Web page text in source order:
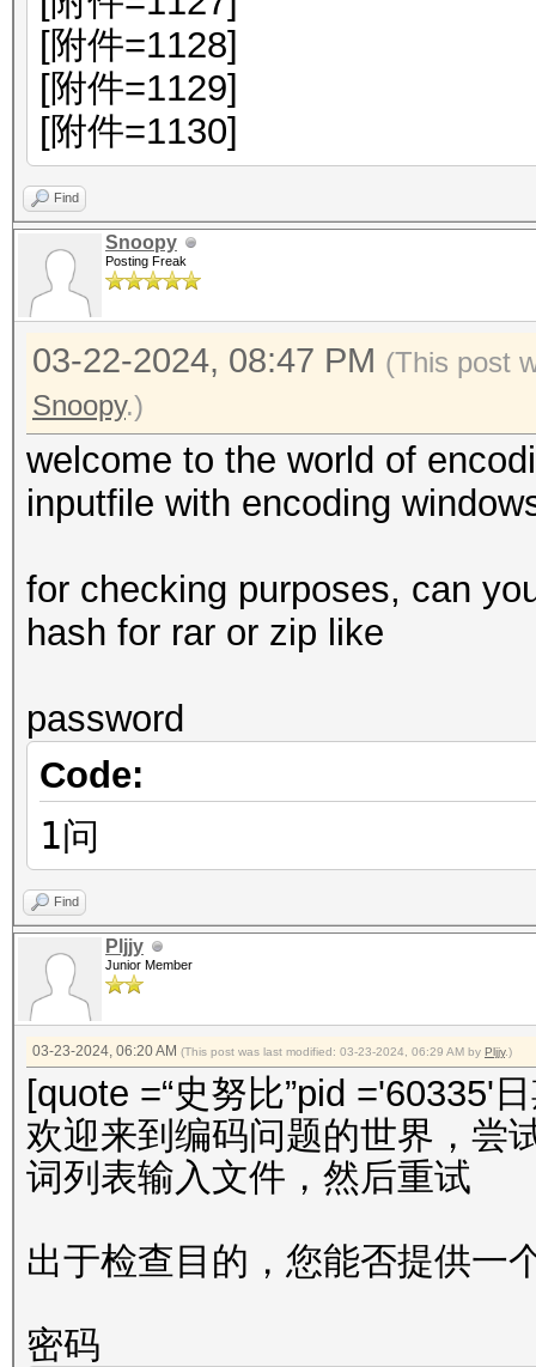
[附件=1128]
[附件=1129]
[附件=1130]
Find
Snoopy
Posting Freak
03-22-2024, 08:47 PM (This post
Snoopy.)
welcome to the world of
inputfile with encoding
for checking purposes, can
hash for rar or zip like
password
Code:
1问
Find
Pljjy
Junior Member
03-23-2024, 06:20 AM (This post was last modified: 03-23-2024, 06:29 AM by Pljjy.)
[quote =“史努比”pid ='60335'
欢迎来到编码问题的世界，尝
词列表输入文件，然后重试
出于检查目的，您能否提供一
密码